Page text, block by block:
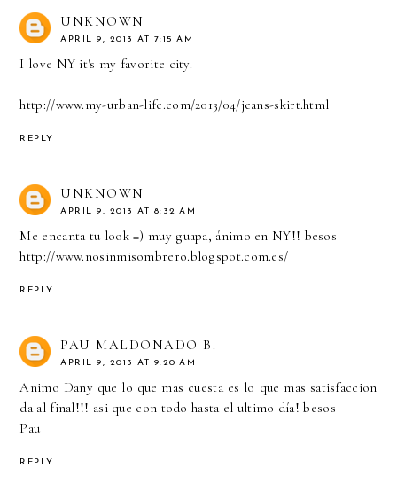
UNKNOWN
APRIL 9, 2013 AT 7:15 AM
I love NY it's my favorite city.
http://www.my-urban-life.com/2013/04/jeans-skirt.html
REPLY
UNKNOWN
APRIL 9, 2013 AT 8:32 AM
Me encanta tu look =) muy guapa, ánimo en NY!! besos
http://www.nosinmisombrero.blogspot.com.es/
REPLY
PAU MALDONADO B.
APRIL 9, 2013 AT 9:20 AM
Animo Dany que lo que mas cuesta es lo que mas satisfaccion
da al final!!! asi que con todo hasta el ultimo día! besos
Pau
REPLY